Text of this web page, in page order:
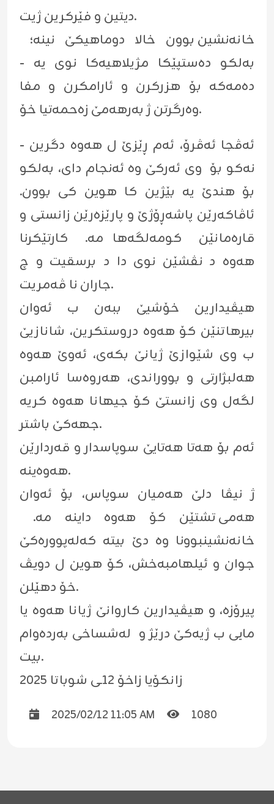
دیتین و فێرکرین ژیت.
خانەنشین بوون خالا دوماهیکێ نینە؛
بەلکو دەستپێکا مژیلاهیەکا نوی یە -
دەمەکە بۆ هزرکرن و ئارامکرن و مفا
وەرگرتن ژ بەرهەمێ زەحمەتیا خۆ.
ئەڤجا ئەڤرۆ، ئەم ڕێزێ ل هەوە دگرین -
نەکو بۆ وی ئەرکێ وە ئەنجام دای، بەلکو
بۆ هندێ یە بێژین کا هوین کی بوون.
ئاڤاکەرێن پاشەڕۆژێ و پارێزەرێن زانستی و
قارەمانێن کومەلگەها مە. کارتێکرنا
هەوە د نڤشێن نوی دا د برسقیت و چ
جاران نا ڤەمریت.
هیڤیدارین خۆشیێ ببەن ب ئەوان
بیرهاتنێن کۆ هەوە دروستکرین، شانازیێ
ب وی شێوازێ ژیانێ بکەی، ئەوێ هەوە
هەلبژارتی و بووراندی، هەروەسا ئارامبن
لگەل وی زانستێ کۆ جیهانا هەوە کریە
جهەکێ باشتر.
ئەم بۆ هەتا هەتایێ سوپاسدار و قەردارێن
هەوەینە.
ژ نیڤا دلێ هەمیان سوپاس، بۆ ئەوان
هەمی تشتێن کۆ هەوە داینە مە.
خانەنشینبوونا وە دێ بیتە کەلەپوورەکێ
جوان و ئیلهامبەخش، کۆ هوین ل دویڤ
خۆ دهێلن.
پیرۆزە، و هیڤیدارین کاروانێ ژیانا هەوە یا
مایی ب ژیەکێ درێژ و لەشساخی بەردەوام
بیت.
زانکۆیا زاخۆ ١٢ـی شوباتا ٢٠٢٥
2025/02/12 11:05 AM 1080